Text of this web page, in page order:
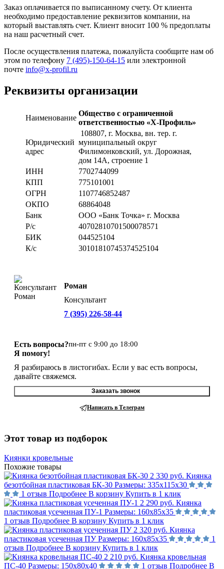
Заказ оплачивается по выписанному счету. От клиента
необходимо предоставление реквизитов компании, на
который выставлять счет. Клиент вносит 100 % предоплаты
на наш расчетный счет.
После осуществления платежа, пожалуйста сообщите нам об
этом по телефону 7 (495)-150-64-15 или электронной
почте info@x-profil.ru
Реквизиты организации
Наименование
Общество с ограниченной
ответственностью «Х-Профиль»
Юридический
адрес
108807, г. Москва, вн. тер. г.
муниципальный округ
Филимонковский, ул. Дорожная,
дом 14А, строение 1
ИНН
7702744099
КПП
775101001
ОГРН
1107746852487
ОКПО
68864048
Банк
ООО «Банк Точка» г. Москва
Р/с
40702810701500078571
БИК
044525104
К/с
30101810745374525104
Роман
Консультант
7 (395) 226-58-44
Есть вопросы?
Я помогу!
пн-пт с 9:00 до 18:00
Я разбираюсь в листогибах. Если у вас есть вопросы,
давайте свяжемся.
Заказать звонок
Написать в Телеграм
Этот товар из подборок
Киянки кровельные
Похожие товары
2 330 руб. Киянка
безотбойная пластиковая БК-30 Размеры: 335х115х30
1 отзыв Подробнее В корзину Купить в 1 клик
2 290 руб. Киянка
пластиковая усеченная ПУ-1 Размеры: 160х85х35
1 отзыв Подробнее В корзину Купить в 1 клик
2 320 руб. Киянка
пластиковая усеченная ПУ Размеры: 160х85х35
1
отзыв Подробнее В корзину Купить в 1 клик
2 210 руб. Киянка кровельная
ПС-40 Размеры: 150х80х40 1 отзыв Подробнее В